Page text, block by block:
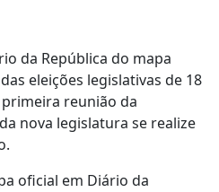
da República do mapa
eleições legislativas de 18
reunião da
nova legislatura se realize
oficial em Diário da